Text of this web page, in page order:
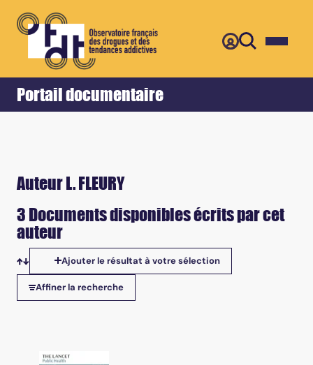
Portail documentaire
Accueil Retour
Auteur L. FLEURY
3 Documents disponibles écrits par cet
auteur
Tris disponibles
Ajouter le résultat à votre sélection
Affiner la recherche